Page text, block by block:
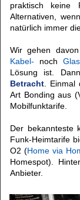
praktisch
Alternativen,
natürlich immer
Wir gehen
Kabel- noch
Lösung ist.
Betracht . Einmal
Art Bonding aus
Mobilfunktarife.
Der bekannteste
Funk-Heimtarife
O2 (Home via
Homespot).
Anbieter.